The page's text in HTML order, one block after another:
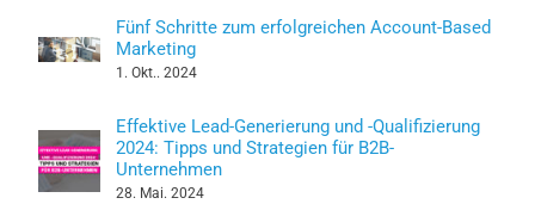
Fünf Schritte zum erfolgreichen Account-Based
Marketing
1. Okt.. 2024
Effektive Lead-Generierung und -Qualifizierung
2024: Tipps und Strategien für B2B-
Unternehmen
28. Mai. 2024